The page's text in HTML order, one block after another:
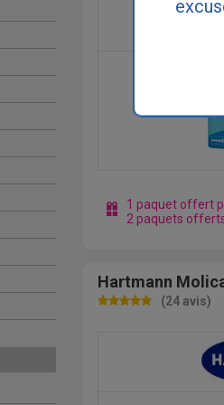
1 paquet offert
2 paquets
Hartmann
(24 avis)